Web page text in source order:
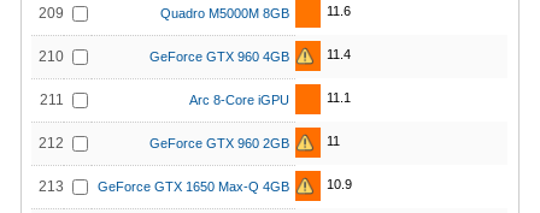
209 Quadro M5000M 8GB 11.6
210 GeForce GTX 960 4GB 11.4
211 Arc 8-Core iGPU 11.1
212 GeForce GTX 960 2GB 11
213 GeForce GTX 1650 Max-Q 4GB 10.9